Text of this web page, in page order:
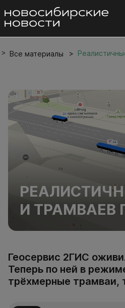
Все материалы
И ТРАМВАЕВ
Геосервис 2ГИС
Теперь по ней в
трёхмерные трамваи,